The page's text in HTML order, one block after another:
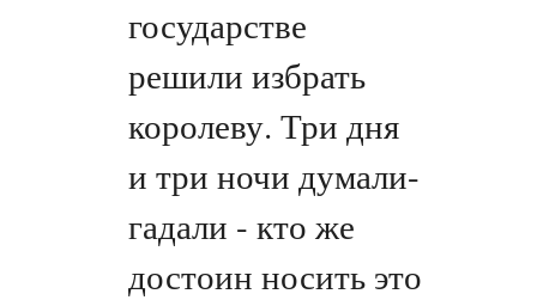
государстве
решили избрать
королеву. Три дня
и три ночи думали-
гадали - кто же
достоин носить это